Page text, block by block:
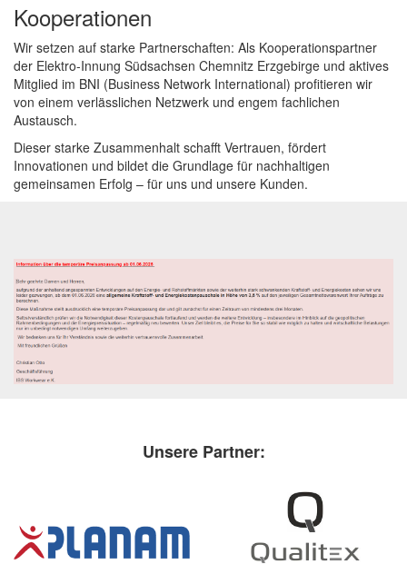
Kooperationen
Wir setzen auf starke Partnerschaften: Als Kooperationspartner
der Elektro-Innung Südsachsen Chemnitz Erzgebirge und aktives
Mitglied im BNI (Business Network International) profitieren wir
von einem verlässlichen Netzwerk und engem fachlichen
Austausch.
Dieser starke Zusammenhalt schafft Vertrauen, fördert
Innovationen und bildet die Grundlage für nachhaltigen
gemeinsamen Erfolg – für uns und unsere Kunden.